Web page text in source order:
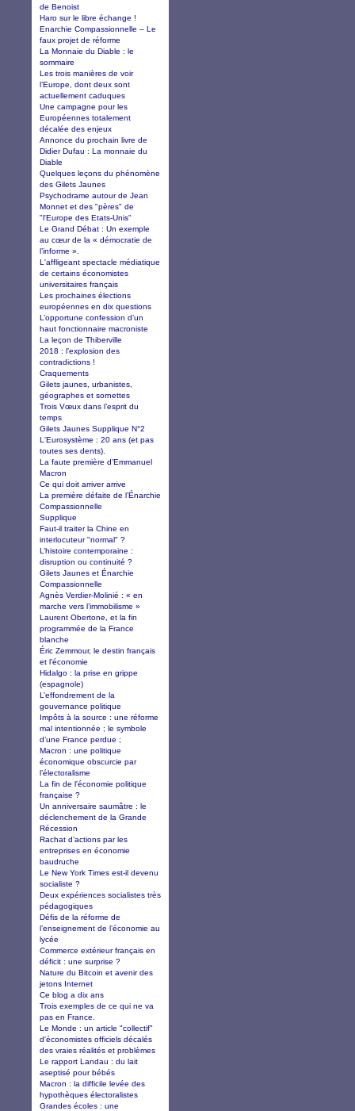
de Benoist
Haro sur le libre échange !
Enarchie Compassionnelle – Le
faux projet de réforme
La Monnaie du Diable : le
sommaire
Les trois manières de voir
l’Europe, dont deux sont
actuellement caduques
Une campagne pour les
Européennes totalement
décalée des enjeux
Annonce du prochain livre de
Didier Dufau : La monnaie du
Diable
Quelques leçons du phénomène
des Gilets Jaunes
Psychodrame autour de Jean
Monnet et des "pères" de
"l'Europe des Etats-Unis"
Le Grand Débat : Un exemple
au cœur de la « démocratie de
l’informe ».
L'affligeant spectacle médiatique
de certains économistes
universitaires français
Les prochaines élections
européennes en dix questions
L’opportune confession d’un
haut fonctionnaire macroniste
La leçon de Thiberville
2018 : l’explosion des
contradictions !
Craquements
Gilets jaunes, urbanistes,
géographes et sornettes
Trois Vœux dans l’esprit du
temps
Gilets Jaunes Supplique N°2
L'Eurosystème : 20 ans (et pas
toutes ses dents).
La faute première d’Emmanuel
Macron
Ce qui doit arriver arrive
La première défaite de l’Énarchie
Compassionnelle
Supplique
Faut-il traiter la Chine en
interlocuteur "normal" ?
L’histoire contemporaine :
disruption ou continuité ?
Gilets Jaunes et Énarchie
Compassionnelle
Agnès Verdier-Molinié : « en
marche vers l’immobilisme »
Laurent Obertone, et la fin
programmée de la France
blanche
Éric Zemmour, le destin français
et l’économie
Hidalgo : la prise en grippe
(espagnole)
L’effondrement de la
gouvernance politique
Impôts à la source : une réforme
mal intentionnée ; le symbole
d’une France perdue ;
Macron : une politique
économique obscurcie par
l’électoralisme
La fin de l'économie politique
française ?
Un anniversaire saumâtre : le
déclenchement de la Grande
Récession
Rachat d’actions par les
entreprises en économie
baudruche
Le New York Times est-il devenu
socialiste ?
Deux expériences socialistes très
pédagogiques
Défis de la réforme de
l’enseignement de l’économie au
lycée
Commerce extérieur français en
déficit : une surprise ?
Nature du Bitcoin et avenir des
jetons Internet
Ce blog a dix ans
Trois exemples de ce qui ne va
pas en France.
Le Monde : un article "collectif"
d'économistes officiels décalés
des vraies réalités et problèmes
Le rapport Landau : du lait
aseptisé pour bébés
Macron : la difficile levée des
hypothèques électoralistes
Grandes écoles : une